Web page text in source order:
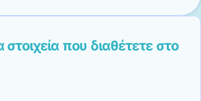
που διαθέτετε στο